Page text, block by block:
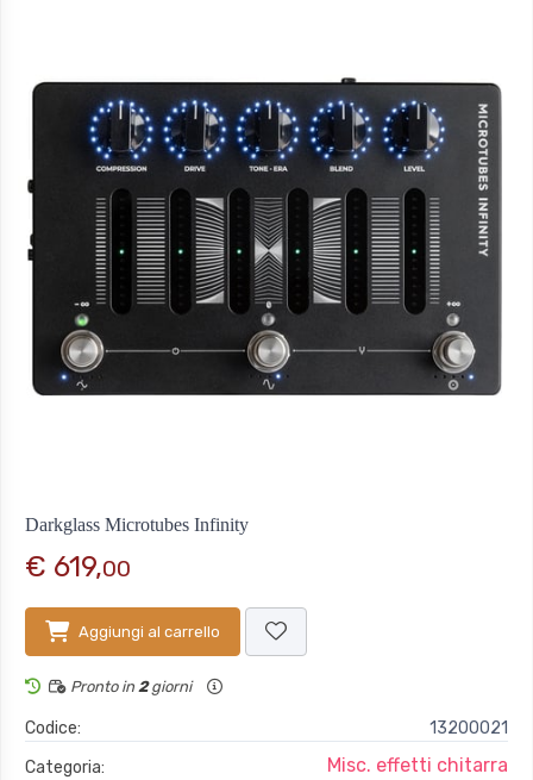
Darkglass Microtubes Infinity
€ 619,00
Aggiungi al carrello
Pronto in 2giorni
Codice:
13200021
Categoria:
Misc. effetti chitarra